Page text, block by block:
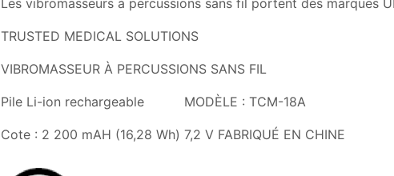
Les vibromasseurs à percussions sans fil portent des marques
TRUSTED MEDICAL SOLUTIONS
VIBROMASSEUR À PERCUSSIONS SANS FIL
Pile Li-ion rechargeable MODÈLE : TCM-18A
Cote : 2 200 mAH (16,28 Wh) 7,2 V FABRIQUÉ EN CHINE